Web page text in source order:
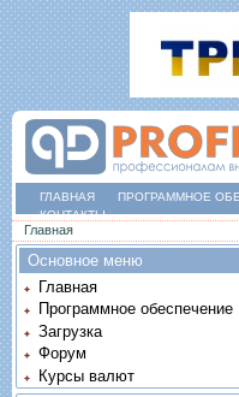
ГЛАВНАЯ ПРОГРАММНОЕ
КОНТАКТЫ
Вы здесь
Главная
Основное меню
Главная
Программное обеспечение
Загрузка
Форум
Курсы валют